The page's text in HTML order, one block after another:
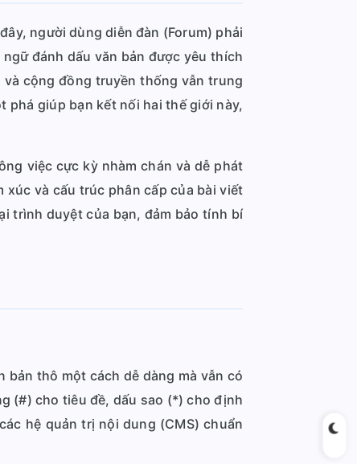
người dùng diễn đàn (Forum) phải
đánh dấu văn bản được yêu thích
cộng đồng truyền thống vẫn trung
phá giúp bạn kết nối hai thế giới này,
việc cực kỳ nhàm chán và dễ phát
và cấu trúc phân cấp của bài viết
trình duyệt của bạn, đảm bảo tính bí
thô một cách dễ dàng mà vẫn có
(#) cho tiêu đề, dấu sao (*) cho định
hệ quản trị nội dung (CMS) chuẩn